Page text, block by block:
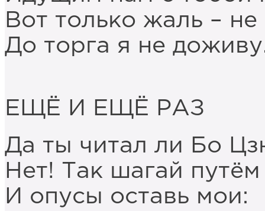
Вот только жаль – не
До торга я не
ЕЩЁ И ЕЩЁ РАЗ
Да ты читал ли Бо
Нет! Так шагай
И опусы оставь мои: